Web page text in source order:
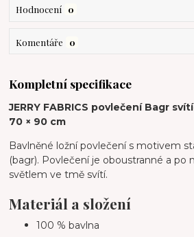
Hodnocení 0
Komentáře 0
Kompletní specifikace
JERRY FABRICS povlečení Bagr
70 × 90 cm
Bavlněné ložní povlečení s motivem
(bagr). Povlečení je oboustranné a po
světlem ve tmě svítí.
Materiál a složení
100 % bavlna